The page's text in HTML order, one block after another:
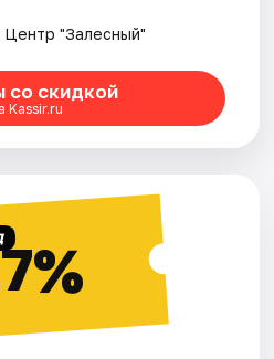
Центр "Залесный"
со скидкой
Kassir.ru